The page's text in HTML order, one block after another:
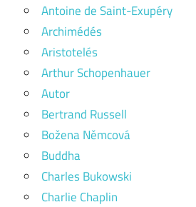
Antoine de Saint-Exupéry
Archimédés
Aristotelés
Arthur Schopenhauer
Autor
Bertrand Russell
Božena Němcová
Buddha
Charles Bukowski
Charlie Chaplin